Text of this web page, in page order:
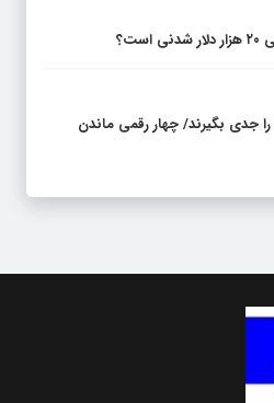
را جدی بگیرند/ چهار رقمی ماندن